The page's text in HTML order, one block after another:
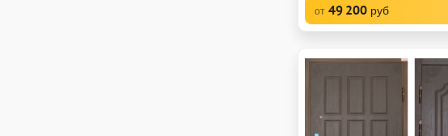
от 49 200 руб